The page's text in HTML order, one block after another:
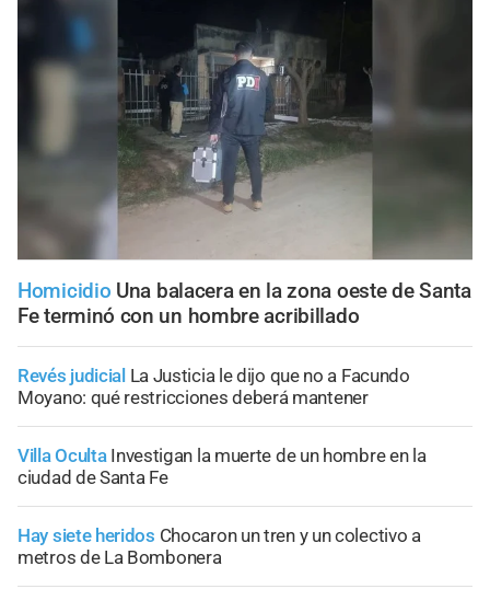
Homicidio Una balacera en la zona oeste de Santa
Fe terminó con un hombre acribillado
Revés judicial La Justicia le dijo que no a Facundo
Moyano: qué restricciones deberá mantener
Villa Oculta Investigan la muerte de un hombre en la
ciudad de Santa Fe
Hay siete heridos Chocaron un tren y un colectivo a
metros de La Bombonera